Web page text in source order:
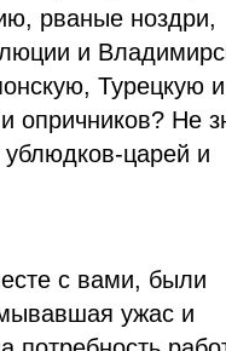
рваные ноздри,
и
Турецкую и
опричников? Не
царей и
с вами, были
ужас и